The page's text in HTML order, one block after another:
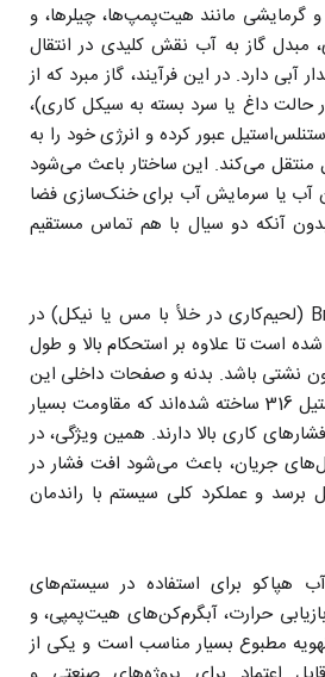
مانند هیت‌پمپ‌ها، چیلرها، و
مبدل گاز به آب نقش کلیدی در انتقال
آبی دارد. در این فرآیند، گاز مبرد که از
حالت داغ یا سرد بسته به سیکل کاری)،
عبور کرده و انرژی خود را به
می‌کند. این ساختار باعث می‌شود
آب یا سرمایش آب برای خنک‌سازی فضا
بدون آنکه دو سیال با هم تماس مستقیم
استفاده از فناوری Brazed (لحیم‌کاری در خلأ با مس یا نیکل) در
است تا علاوه بر استحکام بالا و طول
نشتی باشد. بدنه و صفحات داخلی این
مبدل از جنس استنلس‌استیل 316 ساخته شده‌اند که مقاومت بسیار
کاری بالا دارند. همین ویژگی، در
جریان، باعث می‌شود افت فشار در
برسد و عملکرد کلی سیستم با راندمان
هپاکو برای استفاده در سیستم‌های
حرارت، آبگرم‌کن‌های هیت‌پمپی، و
مطبوع بسیار مناسب است و یکی از